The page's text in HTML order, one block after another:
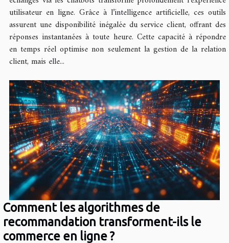
utilisateur en ligne. Grâce à l’intelligence artificielle, ces outils
assurent une disponibilité inégalée du service client, offrant des
réponses instantanées à toute heure. Cette capacité à répondre
en temps réel optimise non seulement la gestion de la relation
client, mais elle...
Comment les algorithmes de
recommandation transforment-ils le
commerce en ligne ?